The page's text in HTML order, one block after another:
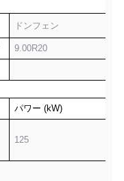
ドンフェン
9.00R20
パワー (kW)
125